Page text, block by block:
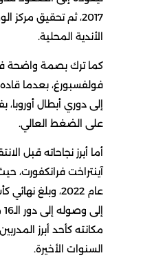
2017، ثم تحقيق مركز
الأندية المحلية.
كما ترك بصمة واضحة
فولفسبورغ، بعدما قاده
إلى دوري أبطال
على الضغط العالي.
أما أبرز نجاحاته قبل
آينتراخت فرانكفورت،
مكانته كأحد أبرز
السنوات الأخيرة.